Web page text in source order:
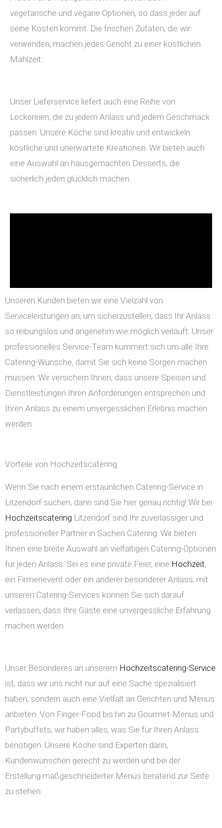
vegetarische und vegane Optionen, so dass jeder auf
seine Kosten kommt. Die frischen Zutaten, die wir
verwenden, machen jedes Gericht zu einer köstlichen
Mahlzeit.
Unser Lieferservice liefert auch eine Reihe von
Leckereien, die zu jedem Anlass und jedem Geschmack
passen. Unsere Köche sind kreativ und entwickeln
köstliche und unerwartete Kreationen. Wir bieten auch
eine Auswahl an hausgemachten Desserts, die
sicherlich jeden glücklich machen.
Unseren Kunden bieten wir eine Vielzahl von
Serviceleistungen an, um sicherzustellen, dass Ihr Anlass
so reibungslos und angenehm wie möglich verläuft. Unser
professionelles Service-Team kümmert sich um alle Ihre
Catering-Wünsche, damit Sie sich keine Sorgen machen
müssen. Wir versichern Ihnen, dass unsere Speisen und
Dienstleistungen Ihren Anforderungen entsprechen und
Ihren Anlass zu einem unvergesslichen Erlebnis machen
werden.
Vorteile von Hochzeitscatering
Wenn Sie nach einem erstaunlichen Catering-Service in
Litzendorf suchen, dann sind Sie hier genau richtig! Wir bei
Hochzeitscatering Litzendorf sind Ihr zuverlässiger und
professioneller Partner in Sachen Catering. Wir bieten
Ihnen eine breite Auswahl an vielfältigen Catering-Optionen
für jeden Anlass. Sei es eine private Feier, eine Hochzeit,
ein Firmenevent oder ein anderer besonderer Anlass, mit
unseren Catering-Services können Sie sich darauf
verlassen, dass Ihre Gäste eine unvergessliche Erfahrung
machen werden.
Unser Besonderes an unserem Hochzeitscatering-Service
ist, dass wir uns nicht nur auf eine Sache spezialisiert
haben, sondern auch eine Vielfalt an Gerichten und Menüs
anbieten. Von Finger-Food bis hin zu Gourmet-Menüs und
Partybuffets, wir haben alles, was Sie für Ihren Anlass
benötigen. Unsere Köche sind Experten darin,
Kundenwünschen gerecht zu werden und bei der
Erstellung maßgeschneiderter Menüs beratend zur Seite
zu stehen.